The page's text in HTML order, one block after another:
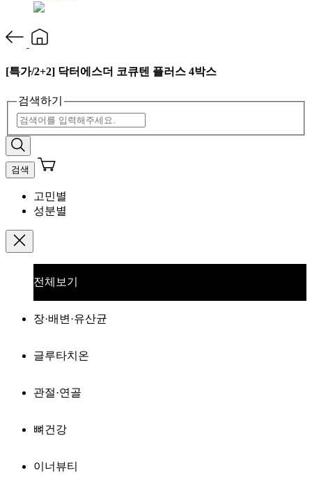
[특가/2+2] 닥터에스더 코큐텐 플러스 4박스
검색하기
검색
고민별
성분별
전체보기
장·배변·유산균
글루타치온
관절·연골
뼈건강
이너뷰티